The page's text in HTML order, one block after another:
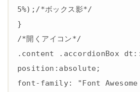
5%);/*ボックス影*/
}
/*開くアイコン*/
.content .accordionBox
position:absolute;
font-family: "Font